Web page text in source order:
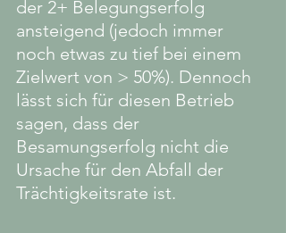
der 2+ Belegungserfolg
ansteigend (jedoch immer
noch etwas zu tief bei einem
Zielwert von > 50%). Dennoch
lässt sich für diesen Betrieb
sagen, dass der
Besamungserfolg nicht die
Ursache für den Abfall der
Trächtigkeitsrate ist.